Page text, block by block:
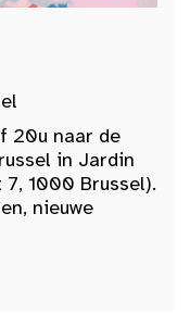
20u naar de
in Jardin
1000 Brussel).
nieuwe